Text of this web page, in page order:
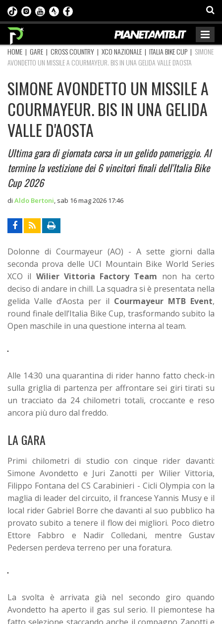
HOME | GARE | CROSS COUNTRY | XCO NAZIONALE | ITALIA BIKE CUP | SIMONE
AVONDETTO UN MISSILE A COURMAYEUR. BIS IN UNA GELIDA VALLE D'AOSTA
SIMONE AVONDETTO UN MISSILE A
COURMAYEUR. BIS IN UNA GELIDA
VALLE D'AOSTA
Ultima gara di giornata corsa in un gelido pomeriggio. Al
termine la vestizione dei 6 vincitori finali dell'Italia Bike
Cup 2026
di Aldo Bertoni sab 16 mag 2026 17:46
Dolonne di Courmayeur (AO) - A sette giorni dalla
seconda prova delle UCI Mountain Bike World Series
XCO il Wilier Vittoria Factory Team non ha certo
deciso di andare in chill. La squadra si è presentata nella
gelida Valle d’Aosta per il Courmayeur MTB Event,
round finale dell’Italia Bike Cup, trasformando subito la
Open maschile in una questione interna al team.
Alle 14:30 una quarantina di rider hanno fatto check-in
sulla griglia di partenza per affrontare sei giri tirati su
un tracciato da 24 chilometri totali, croccante e reso
ancora più duro dal freddo.
LA GARA
Primi chilometri di studio con cinque rider davanti:
Simone Avondetto e Juri Zanotti per Wilier Vittoria,
Filippo Fontana del CS Carabinieri - Cicli Olympia con la
maglia di leader del circuito, il francese Yannis Musy e il
local rider Gabriel Borre che davanti al suo pubblico ha
provato subito a tenere il flow dei migliori. Poco dietro
Ettore Fabbro e Nadir Colledani, mentre Gustav
Pedersen perdeva terreno per una foratura.
La svolta è arrivata già nel secondo giro quando
Avondetto ha aperto il gas sul serio. Il piemontese ha
fatto selezione staccando anche il compagno Zanotti e